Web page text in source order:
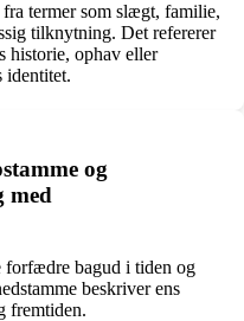
termer som slægt, familie,
tilknytning. Det refererer
historie, ophav eller
og
med
forfædre bagud i tiden og
beskriver ens
fremtiden.